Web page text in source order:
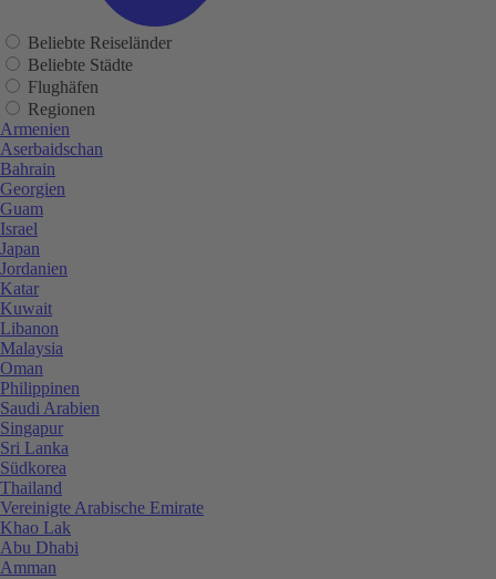
Beliebte Reiseländer
Beliebte Städte
Flughäfen
Regionen
Armenien
Aserbaidschan
Bahrain
Georgien
Guam
Israel
Japan
Jordanien
Katar
Kuwait
Libanon
Malaysia
Oman
Philippinen
Saudi Arabien
Singapur
Sri Lanka
Südkorea
Thailand
Vereinigte Arabische Emirate
Khao Lak
Abu Dhabi
Amman